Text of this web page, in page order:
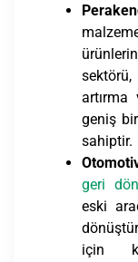
artırma
geniş bir
sahiptir.
geri
eski
için